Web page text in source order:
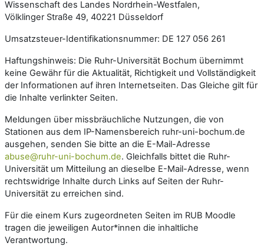
Wissenschaft des Landes Nordrhein-Westfalen,
Völklinger Straße 49, 40221 Düsseldorf
Umsatzsteuer-Identifikationsnummer: DE 127 056 261
Haftungshinweis: Die Ruhr-Universität Bochum übernimmt
keine Gewähr für die Aktualität, Richtigkeit und Vollständigkeit
der Informationen auf ihren Internetseiten. Das Gleiche gilt für
die Inhalte verlinkter Seiten.
Meldungen über missbräuchliche Nutzungen, die von
Stationen aus dem IP-Namensbereich ruhr-uni-bochum.de
ausgehen, senden Sie bitte an die E-Mail-Adresse
abuse@ruhr-uni-bochum.de. Gleichfalls bittet die Ruhr-
Universität um Mitteilung an dieselbe E-Mail-Adresse, wenn
rechtswidrige Inhalte durch Links auf Seiten der Ruhr-
Universität zu erreichen sind.
Für die einem Kurs zugeordneten Seiten im RUB Moodle
tragen die jeweiligen Autor*innen die inhaltliche
Verantwortung.